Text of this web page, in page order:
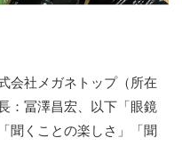
会社メガネトップ（所在
：冨澤昌宏、以下「眼鏡
聞くことの楽しさ」「聞